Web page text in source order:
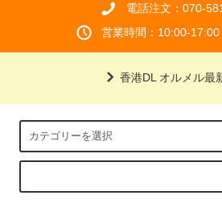
電話注文：070-
営業時間：10:00-17:00
香港DL オルメル最